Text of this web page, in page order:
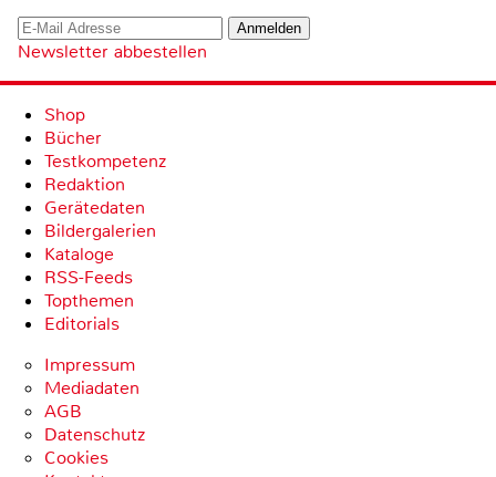
Newsletter abbestellen
Shop
Bücher
Testkompetenz
Redaktion
Gerätedaten
Bildergalerien
Kataloge
RSS-Feeds
Topthemen
Editorials
Impressum
Mediadaten
AGB
Datenschutz
Cookies